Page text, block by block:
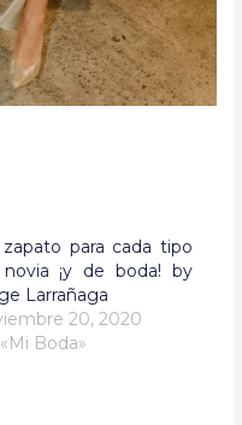
zapato para cada tipo
¡y de boda! by
Larrañaga
20, 2020
Boda»